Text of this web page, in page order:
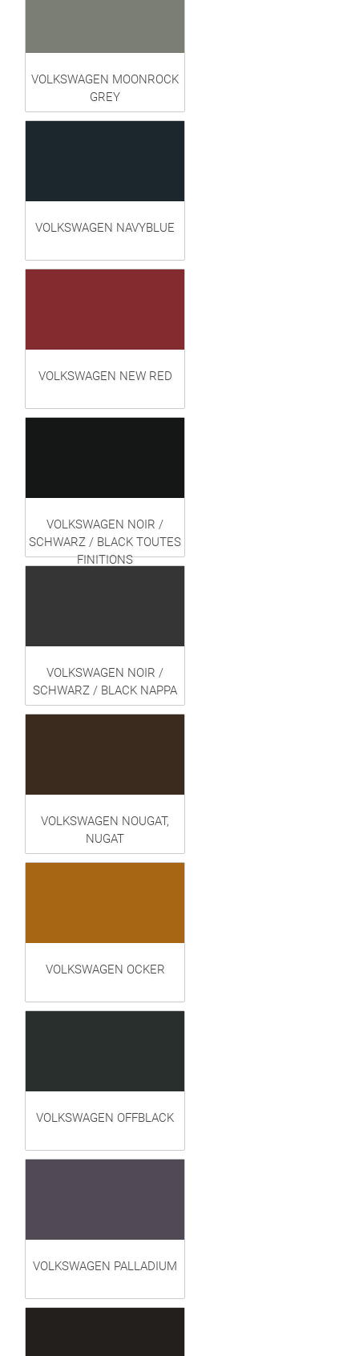
VOLKSWAGEN MOONROCK
GREY
VOLKSWAGEN NAVYBLUE
VOLKSWAGEN NEW RED
VOLKSWAGEN NOIR /
SCHWARZ / BLACK TOUTES
FINITIONS
VOLKSWAGEN NOIR /
SCHWARZ / BLACK NAPPA
VOLKSWAGEN NOUGAT,
NUGAT
VOLKSWAGEN OCKER
VOLKSWAGEN OFFBLACK
VOLKSWAGEN PALLADIUM